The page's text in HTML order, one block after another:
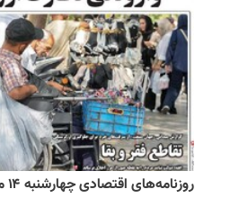
روزنامه‌های اقتصادی چهارشنبه ۱۴ مرداد ۱۴۰۵